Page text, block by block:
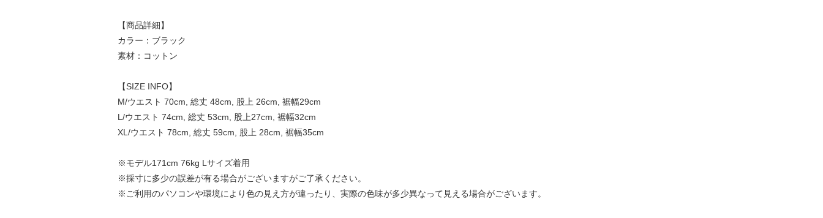
【商品詳細】
カラー：ブラック
素材：コットン
【SIZE INFO】
M/ウエスト 70cm, 総丈 48cm, 股上 26cm, 裾幅29cm
L/ウエスト 74cm, 総丈 53cm, 股上27cm, 裾幅32cm
XL/ウエスト 78cm, 総丈 59cm, 股上 28cm, 裾幅35cm
※モデル171cm 76kg Lサイズ着用
※採寸に多少の誤差が有る場合がございますがご了承ください。
※ご利用のパソコンや環境により色の見え方が違ったり、実際の色味が多少異なって見える場合がございます。